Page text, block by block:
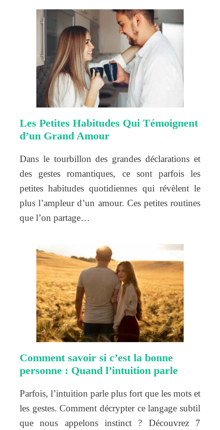
Les Petites Habitudes Qui Témoignent
d’un Grand Amour
Dans le tourbillon des grandes déclarations et
des gestes romantiques, ce sont parfois les
petites habitudes quotidiennes qui révèlent le
plus l’ampleur d’un amour. Ces petites routines
que l’on partage…
Comment savoir si c’est la bonne
personne : Quand l’intuition parle
Parfois, l’intuition parle plus fort que les mots et
les gestes. Comment décrypter ce langage subtil
que nous appelons instinct ? Découvrez 7